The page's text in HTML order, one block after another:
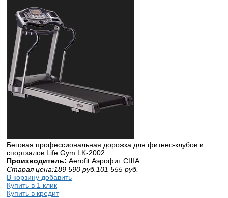
Беговая профессиональная дорожка для фитнес-клубов и
спортзалов Life Gym LK-2002
Производитель: Aerofit Аэрофит США
Старая цена:189 590 руб. 101 555 руб.
В корзину добавить
Купить в 1 клик
Купить в кредит